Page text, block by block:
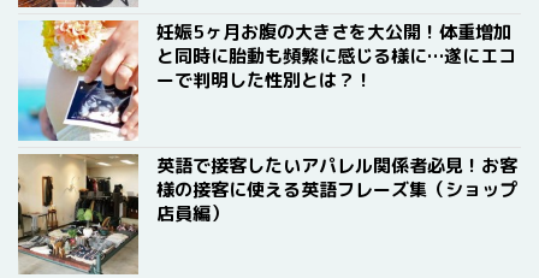
妊娠5ヶ月お腹の大きさを大公開！体重増加
と同時に胎動も頻繁に感じる様に…遂にエコ
ーで判明した性別とは？！
英語で接客したいアパレル関係者必見！お客
様の接客に使える英語フレーズ集（ショップ
店員編）